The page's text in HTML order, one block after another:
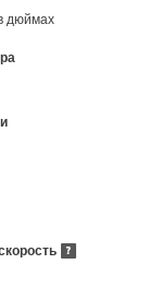
дюймах